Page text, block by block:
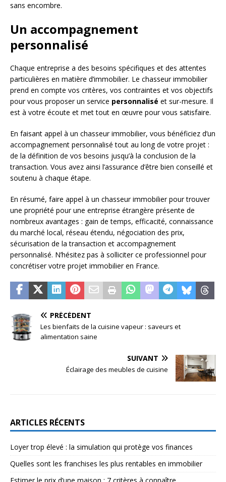
sans encombre.
Un accompagnement
personnalisé
Chaque entreprise a des besoins spécifiques et des attentes
particulières en matière d’immobilier. Le chasseur immobilier
prend en compte vos critères, vos contraintes et vos objectifs
pour vous proposer un service personnalisé et sur-mesure. Il
est à votre écoute et met tout en œuvre pour vous satisfaire.
En faisant appel à un chasseur immobilier, vous bénéficiez d’un
accompagnement personnalisé tout au long de votre projet :
de la définition de vos besoins jusqu’à la conclusion de la
transaction. Vous avez ainsi l’assurance d’être bien conseillé et
soutenu à chaque étape.
En résumé, faire appel à un chasseur immobilier pour trouver
une propriété pour une entreprise étrangère présente de
nombreux avantages : gain de temps, efficacité, connaissance
du marché local, réseau étendu, négociation des prix,
sécurisation de la transaction et accompagnement
personnalisé. N’hésitez pas à solliciter ce professionnel pour
concrétiser votre projet immobilier en France.
PRÉCÉDENT
Les bienfaits de la cuisine vapeur : saveurs et
alimentation saine
SUIVANT
Éclairage des meubles de cuisine
ARTICLES RÉCENTS
Loyer trop élevé : la simulation qui protège vos finances
Quelles sont les franchises les plus rentables en immobilier